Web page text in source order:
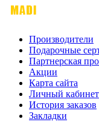
Производители
Подарочные
Партнерская
Акции
Карта сайта
Личный кабинет
История заказов
Закладки